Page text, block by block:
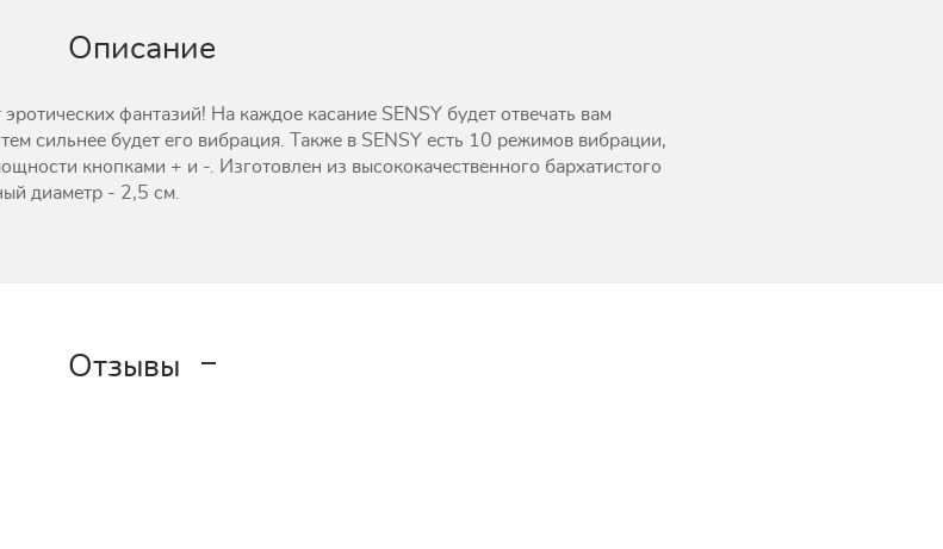
Описание
фантазий! На каждое касание SENSY будет отвечать вам
сильнее будет его вибрация. Также в SENSY есть 10 режимов вибрации,
кнопками + и -. Изготовлен из высококачественного бархатистого
диаметр - 2,5 см.
Отзывы